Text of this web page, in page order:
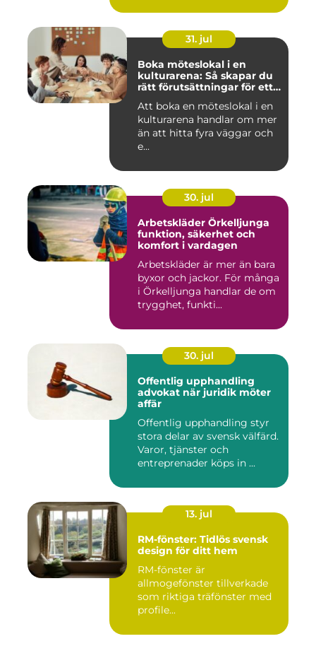
31. jul
Boka möteslokal i en
kulturarena: Så skapar du
rätt förutsättningar för ett
Att boka en möteslokal i en
kulturarena handlar om mer
än att hitta fyra väggar och
e...
30. jul
Arbetskläder Örkelljunga
funktion, säkerhet och
komfort i vardagen
Arbetskläder är mer än bara
byxor och jackor. För många
i Örkelljunga handlar de om
trygghet, funkti...
30. jul
Offentlig upphandling
advokat när juridik möter
affär
Offentlig upphandling styr
stora delar av svensk välfärd.
Varor, tjänster och
entreprenader köps in ...
13. jul
RM-fönster: Tidlös svensk
design för ditt hem
RM-fönster är
allmogefönster tillverkade
som riktiga träfönster med
profile...